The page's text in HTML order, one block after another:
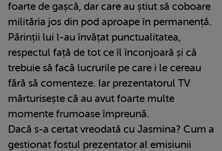
foarte de gașcă, dar care au știut să coboare
milităria jos din pod aproape în permanență.
Părinții lui l-au învățat punctualitatea,
respectul față de tot ce îl înconjoară și că
trebuie să facă lucrurile pe care i le cereau
fără să comenteze. Iar prezentatorul TV
mărturisește că au avut foarte multe
momente frumoase împreună.
Dacă s-a certat vreodată cu Jasmina? Cum a
gestionat fostul prezentator al emisiunii